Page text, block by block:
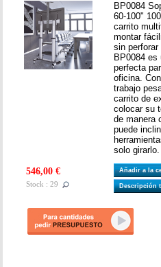
BP0084
60-100"
carrito
montar
sin
BP0084 es
perfecta
oficina.
trabajo
carrito de
colocar su
de manera
puede
solo girarlo.
546,00 €
Stock : 29
Añadir a la
Descripción